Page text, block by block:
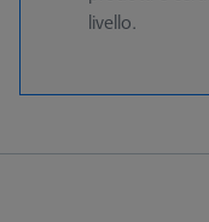
livello.